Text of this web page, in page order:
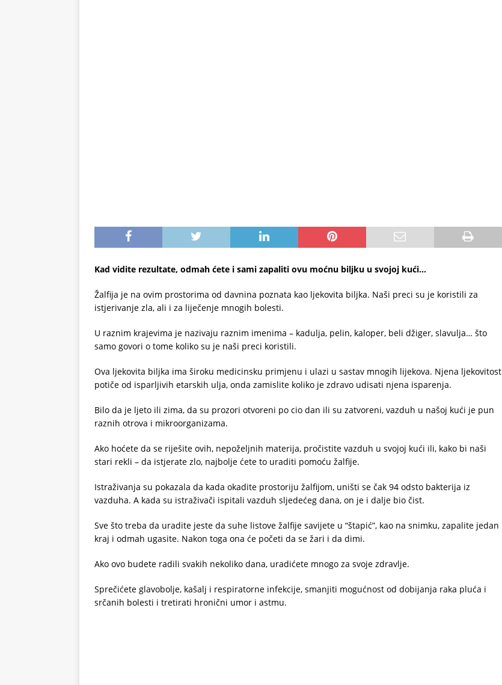
Kad vidite rezultate, odmah ćete i sami zapaliti ovu moćnu biljku u svojoj kući…
Žalfija je na ovim prostorima od davnina poznata kao ljekovita biljka. Naši preci su je koristili za
istjerivanje zla, ali i za liječenje mnogih bolesti.
U raznim krajevima je nazivaju raznim imenima – kadulja, pelin, kaloper, beli džiger, slavulja… što
samo govori o tome koliko su je naši preci koristili.
Ova ljekovita biljka ima široku medicinsku primjenu i ulazi u sastav mnogih lijekova. Njena ljekovitost
potiče od isparljivih etarskih ulja, onda zamislite koliko je zdravo udisati njena isparenja.
Bilo da je ljeto ili zima, da su prozori otvoreni po cio dan ili su zatvoreni, vazduh u našoj kući je pun
raznih otrova i mikroorganizama.
Ako hoćete da se riješite ovih, nepoželjnih materija, pročistite vazduh u svojoj kući ili, kako bi naši
stari rekli – da istjerate zlo, najbolje ćete to uraditi pomoću žalfije.
Istraživanja su pokazala da kada okadite prostoriju žalfijom, uništi se čak 94 odsto bakterija iz
vazduha. A kada su istraživači ispitali vazduh sljedećeg dana, on je i dalje bio čist.
Sve što treba da uradite jeste da suhe listove žalfije savijete u “štapić”, kao na snimku, zapalite jedan
kraj i odmah ugasite. Nakon toga ona će početi da se žari i da dimi.
Ako ovo budete radili svakih nekoliko dana, uradićete mnogo za svoje zdravlje.
Sprečićete glavobolje, kašalj i respiratorne infekcije, smanjiti mogućnost od dobijanja raka pluća i
srčanih bolesti i tretirati hronični umor i astmu.